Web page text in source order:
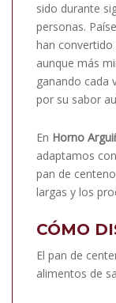
sido durante
personas.
han convertido
aunque más
ganando cada
por su sabor
En Horno
adaptamos
pan de
largas y los
CÓMO
El pan de
alimentos de